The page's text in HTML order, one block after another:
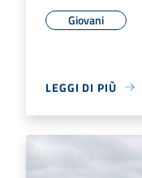
Giovani
LEGGI DI PIÙ